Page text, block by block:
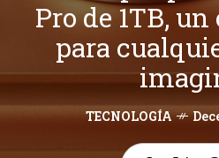
Pro de 1TB,
para
TECNOLOGÍA